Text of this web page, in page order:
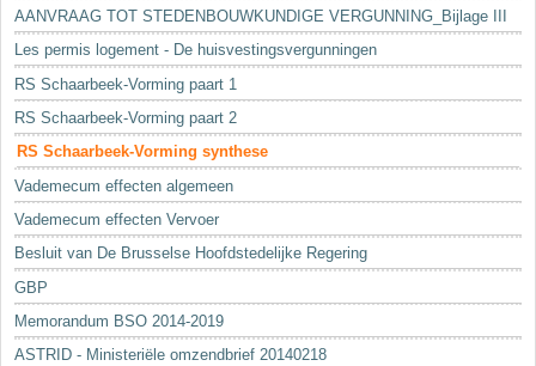
AANVRAAG TOT STEDENBOUWKUNDIGE VERGUNNING_Bijlage III
Les permis logement - De huisvestingsvergunningen
RS Schaarbeek-Vorming paart 1
RS Schaarbeek-Vorming paart 2
RS Schaarbeek-Vorming synthese
Vademecum effecten algemeen
Vademecum effecten Vervoer
Besluit van De Brusselse Hoofdstedelijke Regering
GBP
Memorandum BSO 2014-2019
ASTRID - Ministeriële omzendbrief 20140218